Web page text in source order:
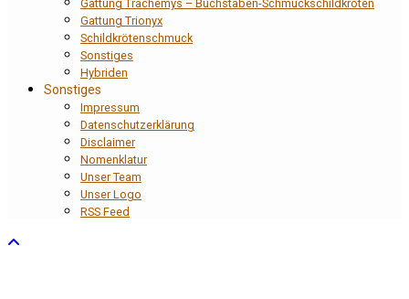
Gattung Trachemys – Buchstaben-Schmuckschildkröten
Gattung Trionyx
Schildkrötenschmuck
Sonstiges
Hybriden
Sonstiges
Impressum
Datenschutzerklärung
Disclaimer
Nomenklatur
Unser Team
Unser Logo
RSS Feed